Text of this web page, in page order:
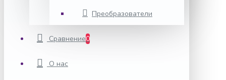
Преобразователи
Сравнение0
О нас